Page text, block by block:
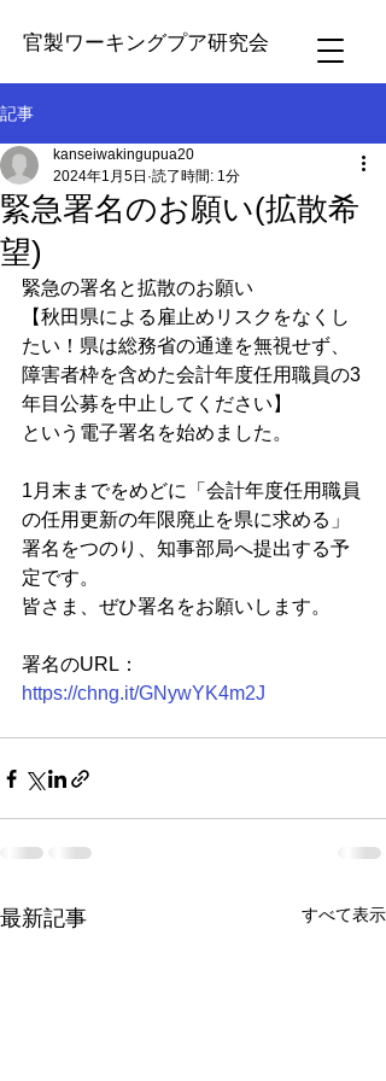
官製ワーキングプア研究会
記事
緊急署名のお願い(拡散希
望)
kanseiwakingupua20
2024年1月5日 読了時間: 1分
緊急の署名と拡散のお願い
【秋田県による雇止めリスクをなくし
たい！県は総務省の通達を無視せず、
障害者枠を含めた会計年度任用職員の3
年目公募を中止してください】
という電子署名を始めました。
1月末までをめどに「会計年度任用職員
の任用更新の年限廃止を県に求める」
署名をつのり、知事部局へ提出する予
定です。
皆さま、ぜひ署名をお願いします。
署名のURL：
https://chng.it/GNywYK4m2J
最新記事 すべて表示